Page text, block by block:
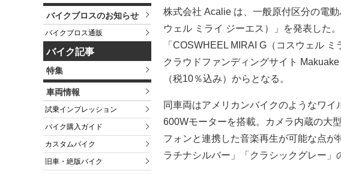
バイクブロスのお知らせ
バイクブロス通販
バイク記事
特集
車両情報
試乗インプレッション
バイク購入ガイド
カスタムバイク
旧車・絶版バイク
株式会社 Acalie は、一般原付区分の電
ウェル ミライ ジーエス）」を発表した
「COSWHEEL MIRAI G（コスウェル
クラウドファンディングサイト
（税10％込み）からとなる。
同車両はアメリカンバイクのようなワ
600Wモーターを搭載。カメラ内蔵の大
フォンと連携した音楽再生が可能な点
ラチナシルバー」「クラシックグレー」